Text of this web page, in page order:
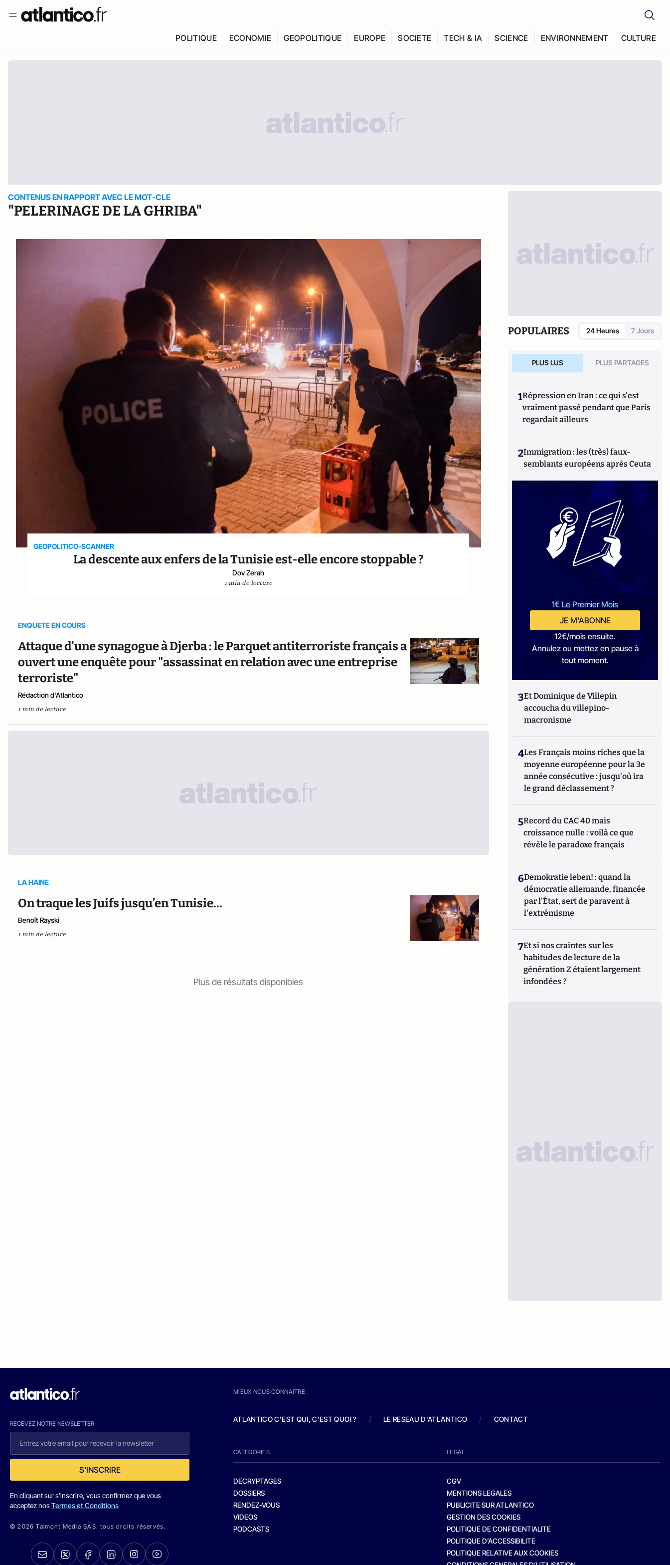
POLITIQUE ECONOMIE GEOPOLITIQUE EUROPE SOCIETE TECH & IA SCIENCE ENVIRONNEMENT CULTURE
CONTENUS EN RAPPORT AVEC LE MOT-CLE
"PELERINAGE DE LA GHRIBA"
GEOPOLITICO-SCANNER
La descente aux enfers de la Tunisie est-elle encore stoppable ?
Dov Zerah
1 min de lecture
ENQUETE EN COURS
Attaque d'une synagogue à Djerba : le Parquet antiterroriste français a
ouvert une enquête pour "assassinat en relation avec une entreprise
terroriste"
Rédaction d'Atlantico
1 min de lecture
LA HAINE
On traque les Juifs jusqu’en Tunisie...
Benoît Rayski
1 min de lecture
Plus de résultats disponibles
POPULAIRES 24 Heures 7 Jours
PLUS LUS PLUS PARTAGES
1Répression en Iran : ce qui s'est
vraiment passé pendant que Paris
regardait ailleurs
2Immigration : les (très) faux-
semblants européens après Ceuta
1€ Le Premier Mois
JE M'ABONNE
12€/mois ensuite.
Annulez ou mettez en pause à
tout moment.
3Et Dominique de Villepin
accoucha du villepino-
macronisme
4Les Français moins riches que la
moyenne européenne pour la 3e
année consécutive : jusqu'où ira
le grand déclassement ?
5Record du CAC 40 mais
croissance nulle : voilà ce que
révèle le paradoxe français
6Demokratie leben! : quand la
démocratie allemande, financée
par l'État, sert de paravent à
l'extrémisme
7Et si nos craintes sur les
habitudes de lecture de la
génération Z étaient largement
infondées ?
RECEVEZ NOTRE NEWSLETTER
S'INSCRIRE
En cliquant sur s'inscrire, vous confirmez que vous
acceptez nosTermes et Conditions
© 2026 Talmont Media SAS. tous droits réservés.
MIEUX NOUS CONNAITRE
ATLANTICO C'EST QUI, C'EST QUOI ? / LE RESEAU D'ATLANTICO / CONTACT
CATEGORIES
DECRYPTAGES
DOSSIERS
RENDEZ-VOUS
VIDEOS
PODCASTS
LEGAL
CGV
MENTIONS LEGALES
PUBLICITE SUR ATLANTICO
GESTION DES COOKIES
POLITIQUE DE CONFIDENTIALITE
POLITIQUE D’ACCESSIBILITE
POLITIQUE RELATIVE AUX COOKIES